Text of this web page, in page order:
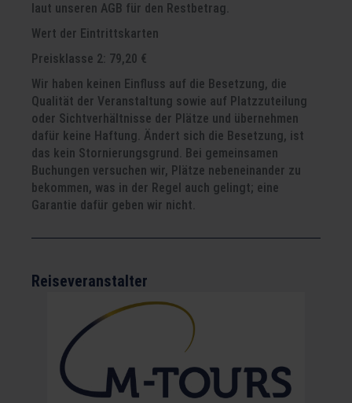
laut unseren AGB für den Restbetrag.
Wert der Eintrittskarten
Preisklasse 2: 79,20 €
Wir haben keinen Einfluss auf die Besetzung, die
Qualität der Veranstaltung sowie auf Platzzuteilung
oder Sichtverhältnisse der Plätze und übernehmen
dafür keine Haftung. Ändert sich die Besetzung, ist
das kein Stornierungsgrund. Bei gemeinsamen
Buchungen versuchen wir, Plätze nebeneinander zu
bekommen, was in der Regel auch gelingt; eine
Garantie dafür geben wir nicht.
Reiseveranstalter